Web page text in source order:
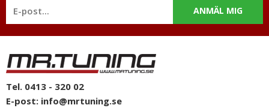
ANMÄL MIG
Tel. 0413 - 320 02
E-post: info@mrtuning.se